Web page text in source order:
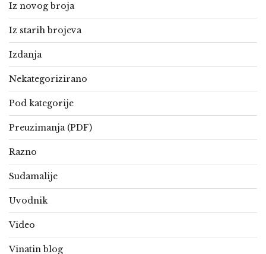
Iz novog broja
Iz starih brojeva
Izdanja
Nekategorizirano
Pod kategorije
Preuzimanja (PDF)
Razno
Sudamalije
Uvodnik
Video
Vinatin blog